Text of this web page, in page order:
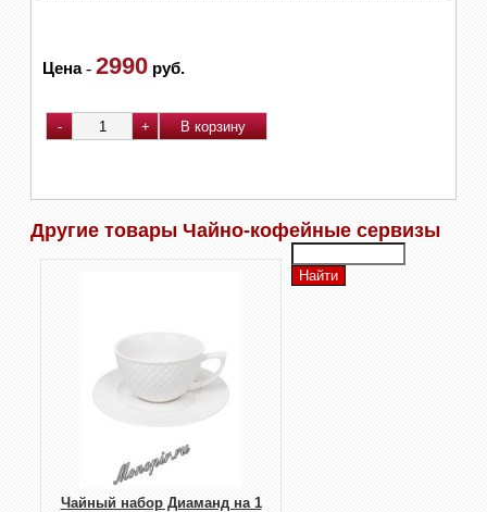
Цена- 2990 руб.
Другие товары Чайно-кофейные сервизы
Чайный набор Диаманд на 1